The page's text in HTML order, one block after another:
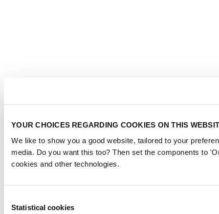
YOUR CHOICES REGARDING COOKIES ON THIS
We like to show you a good website, tailored to your
media. Do you want this too? Then set the components to
cookies and other technologies.
Selection
Statistical cookies